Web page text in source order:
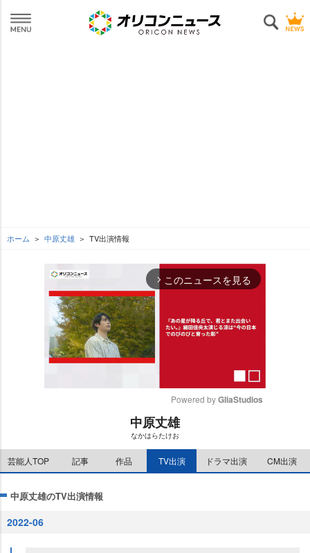
ホーム 中原丈雄 TV出演情報
arrow_forward_ios このニュースを見る
e
Powered by GliaStudios
中原丈雄
なかはらたけお
芸能人TOP 記事 作品 TV出演 ドラマ出演 CM出演
中原丈雄のTV出演情報
2022-06